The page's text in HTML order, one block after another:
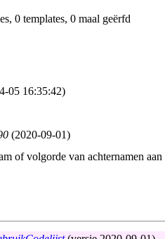
0 templates, 0 maal geërfd
16:35:42)
(2020‑09‑01)
of volgorde van achternamen